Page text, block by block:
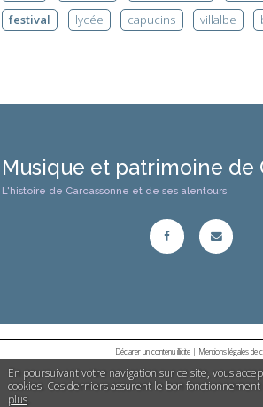
En poursuivant votre navigation sur ce site, vous
cookies. Ces derniers assurent le bon fonctionnement
plus.
festival
lycée capucins villalbe
Musique et patrimoine de
L'histoire de Carcassonne et de ses alentours
Déclarer un contenu illicite | Mentions légales de